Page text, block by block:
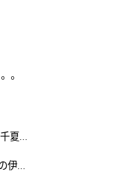
。
夏...
伊...